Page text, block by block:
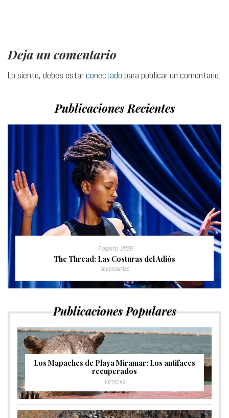
Deja un comentario
Lo siento, debes estarconectado para publicar un comentario.
Publicaciones Recientes
7 agosto, 2026
The Thread: Las Costuras del Adiós
SONOGRAFÍAS
Publicaciones Populares
Los Mapaches de Playa Miramar: Los antifaces
recuperados
NOTICIAS